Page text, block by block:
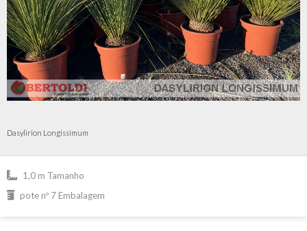
Dasylirion Longissimum
1,0 m Tamanho
pote nº 7 Embalagem